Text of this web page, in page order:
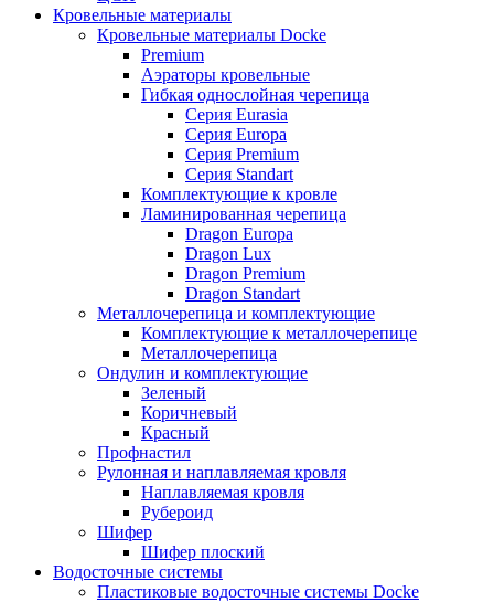
Кровельные материалы
Кровельные материалы Docke
Premium
Аэраторы кровельные
Гибкая однослойная черепица
Серия Eurasia
Серия Europa
Серия Premium
Серия Standart
Комплектующие к кровле
Ламинированная черепица
Dragon Europa
Dragon Lux
Dragon Premium
Dragon Standart
Металлочерепица и комплектующие
Комплектующие к металлочерепице
Металлочерепица
Ондулин и комплектующие
Зеленый
Коричневый
Красный
Профнастил
Рулонная и наплавляемая кровля
Наплавляемая кровля
Рубероид
Шифер
Шифер плоский
Водосточные системы
Пластиковые водосточные системы Docke